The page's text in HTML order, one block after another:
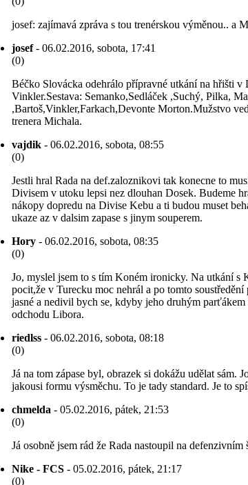
josef: zajímavá zpráva s tou trenérskou výměnou.. a
josef- 06.02.2016, sobota, 17:41
(0)
Béčko Slovácka odehrálo přípravné utkání na hřišti
Vinkler.Sestava: Semanko,Sedláček ,Suchý, Pilka,
,Bartoš,Vinkler,Farkach,Devonte Morton.Mužstvo
trenera Michala.
vajdik - 06.02.2016, sobota, 08:55
(0)
Jestli hral Rada na def.zaloznikovi tak konecne to
Divisem v utoku lepsi nez dlouhan Dosek. Budeme
nákopy dopredu na Divise Kebu a ti budou muset
ukaze az v dalsim zapase s jinym souperem.
Hory - 06.02.2016, sobota, 08:35
(0)
Jo, myslel jsem to s tím Koném ironicky. Na utkání s
pocit,že v Turecku moc nehrál a po tomto
jasné a nedivil bych se, kdyby jeho druhým
odchodu Libora.
riedlss - 06.02.2016, sobota, 08:18
(0)
Já na tom zápase byl, obrazek si dokážu udělat
jakousi formu výsměchu. To je tady standard. Je to
chmelda - 05.02.2016, pátek, 21:53
(0)
Já osobně jsem rád že Rada nastoupil na
Nike - FCS - 05.02.2016, pátek, 21:17
(0)